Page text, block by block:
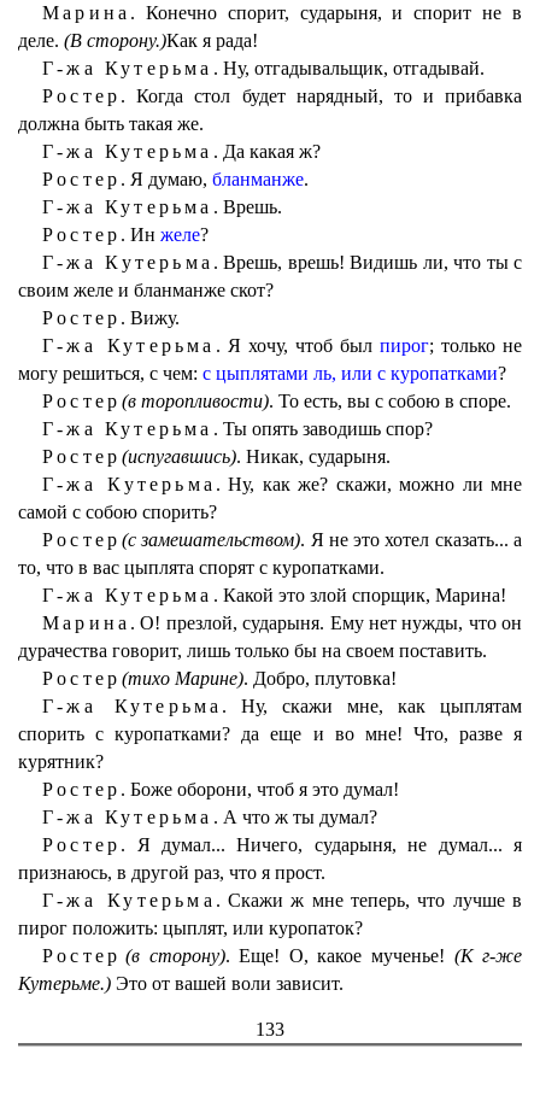
Марина. Конечно спорит, сударыня, и спорит не в
деле. (В сторону.)Как я рада!
Г-жа Кутерьма. Ну, отгадывальщик, отгадывай.
Ростер. Когда стол будет нарядный, то и прибавка
должна быть такая же.
Г-жа Кутерьма. Да какая ж?
Ростер. Я думаю,бланманже.
Г-жа Кутерьма. Врешь.
Ростер. Инжеле?
Г-жа Кутерьма. Врешь, врешь! Видишь ли, что ты с
своим желе и бланманже скот?
Ростер. Вижу.
Г-жа Кутерьма. Я хочу, чтоб был пирог; только не
могу решиться, с чем: с цыплятами ль, или с куропатками?
Ростер (в торопливости). То есть, вы с собою в споре.
Г-жа Кутерьма. Ты опять заводишь спор?
Ростер (испугавшись). Никак, сударыня.
Г-жа Кутерьма. Ну, как же? скажи, можно ли мне
самой с собою спорить?
Ростер (с замешательством). Я не это хотел сказать... а
то, что в вас цыплята спорят с куропатками.
Г-жа Кутерьма. Какой это злой спорщик, Марина!
Марина. О! презлой, сударыня. Ему нет нужды, что он
дурачества говорит, лишь только бы на своем поставить.
Ростер (тихо Марине). Добро, плутовка!
Г-жа Кутерьма. Ну, скажи мне, как цыплятам
спорить с куропатками? да еще и во мне! Что, разве я
курятник?
Ростер. Боже оборони, чтоб я это думал!
Г-жа Кутерьма. А что ж ты думал?
Ростер. Я думал... Ничего, сударыня, не думал... я
признаюсь, в другой раз, что я прост.
Г-жа Кутерьма. Скажи ж мне теперь, что лучше в
пирог положить: цыплят, или куропаток?
Ростер (в сторону). Еще! О, какое мученье! (К г-же
Кутерьме.) Это от вашей воли зависит.
133